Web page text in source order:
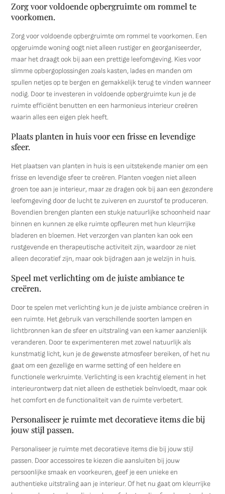
Zorg voor voldoende opbergruimte om rommel te
voorkomen.
Zorg voor voldoende opbergruimte om rommel te voorkomen. Een
opgeruimde woning oogt niet alleen rustiger en georganiseerder,
maar het draagt ook bij aan een prettige leefomgeving. Kies voor
slimme opbergoplossingen zoals kasten, lades en manden om
spullen netjes op te bergen en gemakkelijk terug te vinden wanneer
nodig. Door te investeren in voldoende opbergruimte kun je de
ruimte efficiënt benutten en een harmonieus interieur creëren
waarin alles een eigen plek heeft.
Plaats planten in huis voor een frisse en levendige
sfeer.
Het plaatsen van planten in huis is een uitstekende manier om een
frisse en levendige sfeer te creëren. Planten voegen niet alleen
groen toe aan je interieur, maar ze dragen ook bij aan een gezondere
leefomgeving door de lucht te zuiveren en zuurstof te produceren.
Bovendien brengen planten een stukje natuurlijke schoonheid naar
binnen en kunnen ze elke ruimte opfleuren met hun kleurrijke
bladeren en bloemen. Het verzorgen van planten kan ook een
rustgevende en therapeutische activiteit zijn, waardoor ze niet
alleen decoratief zijn, maar ook bijdragen aan je welzijn in huis.
Speel met verlichting om de juiste ambiance te
creëren.
Door te spelen met verlichting kun je de juiste ambiance creëren in
een ruimte. Het gebruik van verschillende soorten lampen en
lichtbronnen kan de sfeer en uitstraling van een kamer aanzienlijk
veranderen. Door te experimenteren met zowel natuurlijk als
kunstmatig licht, kun je de gewenste atmosfeer bereiken, of het nu
gaat om een gezellige en warme setting of een heldere en
functionele werkruimte. Verlichting is een krachtig element in het
interieurontwerp dat niet alleen de esthetiek beïnvloedt, maar ook
het comfort en de functionaliteit van de ruimte verbetert.
Personaliseer je ruimte met decoratieve items die bij
jouw stijl passen.
Personaliseer je ruimte met decoratieve items die bij jouw stijl
passen. Door accessoires te kiezen die aansluiten bij jouw
persoonlijke smaak en voorkeuren, geef je een unieke en
authentieke uitstraling aan je interieur. Of het nu gaat om kleurrijke